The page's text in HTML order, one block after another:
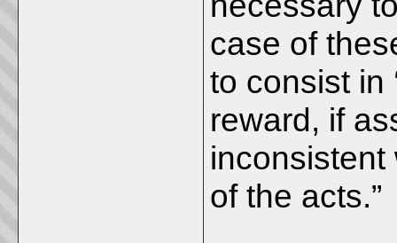
case of
to consist in
reward, if
of the acts.”